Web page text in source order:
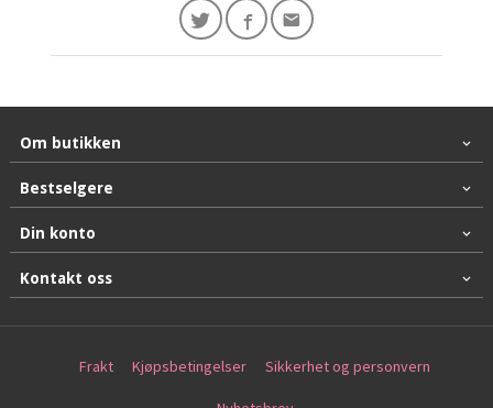
Om butikken
Bestselgere
Din konto
Kontakt oss
Frakt Kjøpsbetingelser Sikkerhet og personvern